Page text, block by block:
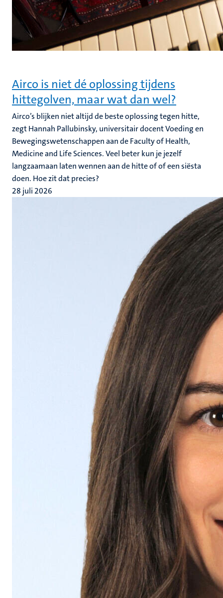
Airco is niet dé oplossing tijdens
hittegolven, maar wat dan wel?
Airco’s blijken niet altijd de beste oplossing tegen hitte,
zegt Hannah Pallubinsky, universitair docent Voeding en
Bewegingswetenschappen aan de Faculty of Health,
Medicine and Life Sciences. Veel beter kun je jezelf
langzaamaan laten wennen aan de hitte of of een siësta
doen. Hoe zit dat precies?
28 juli 2026